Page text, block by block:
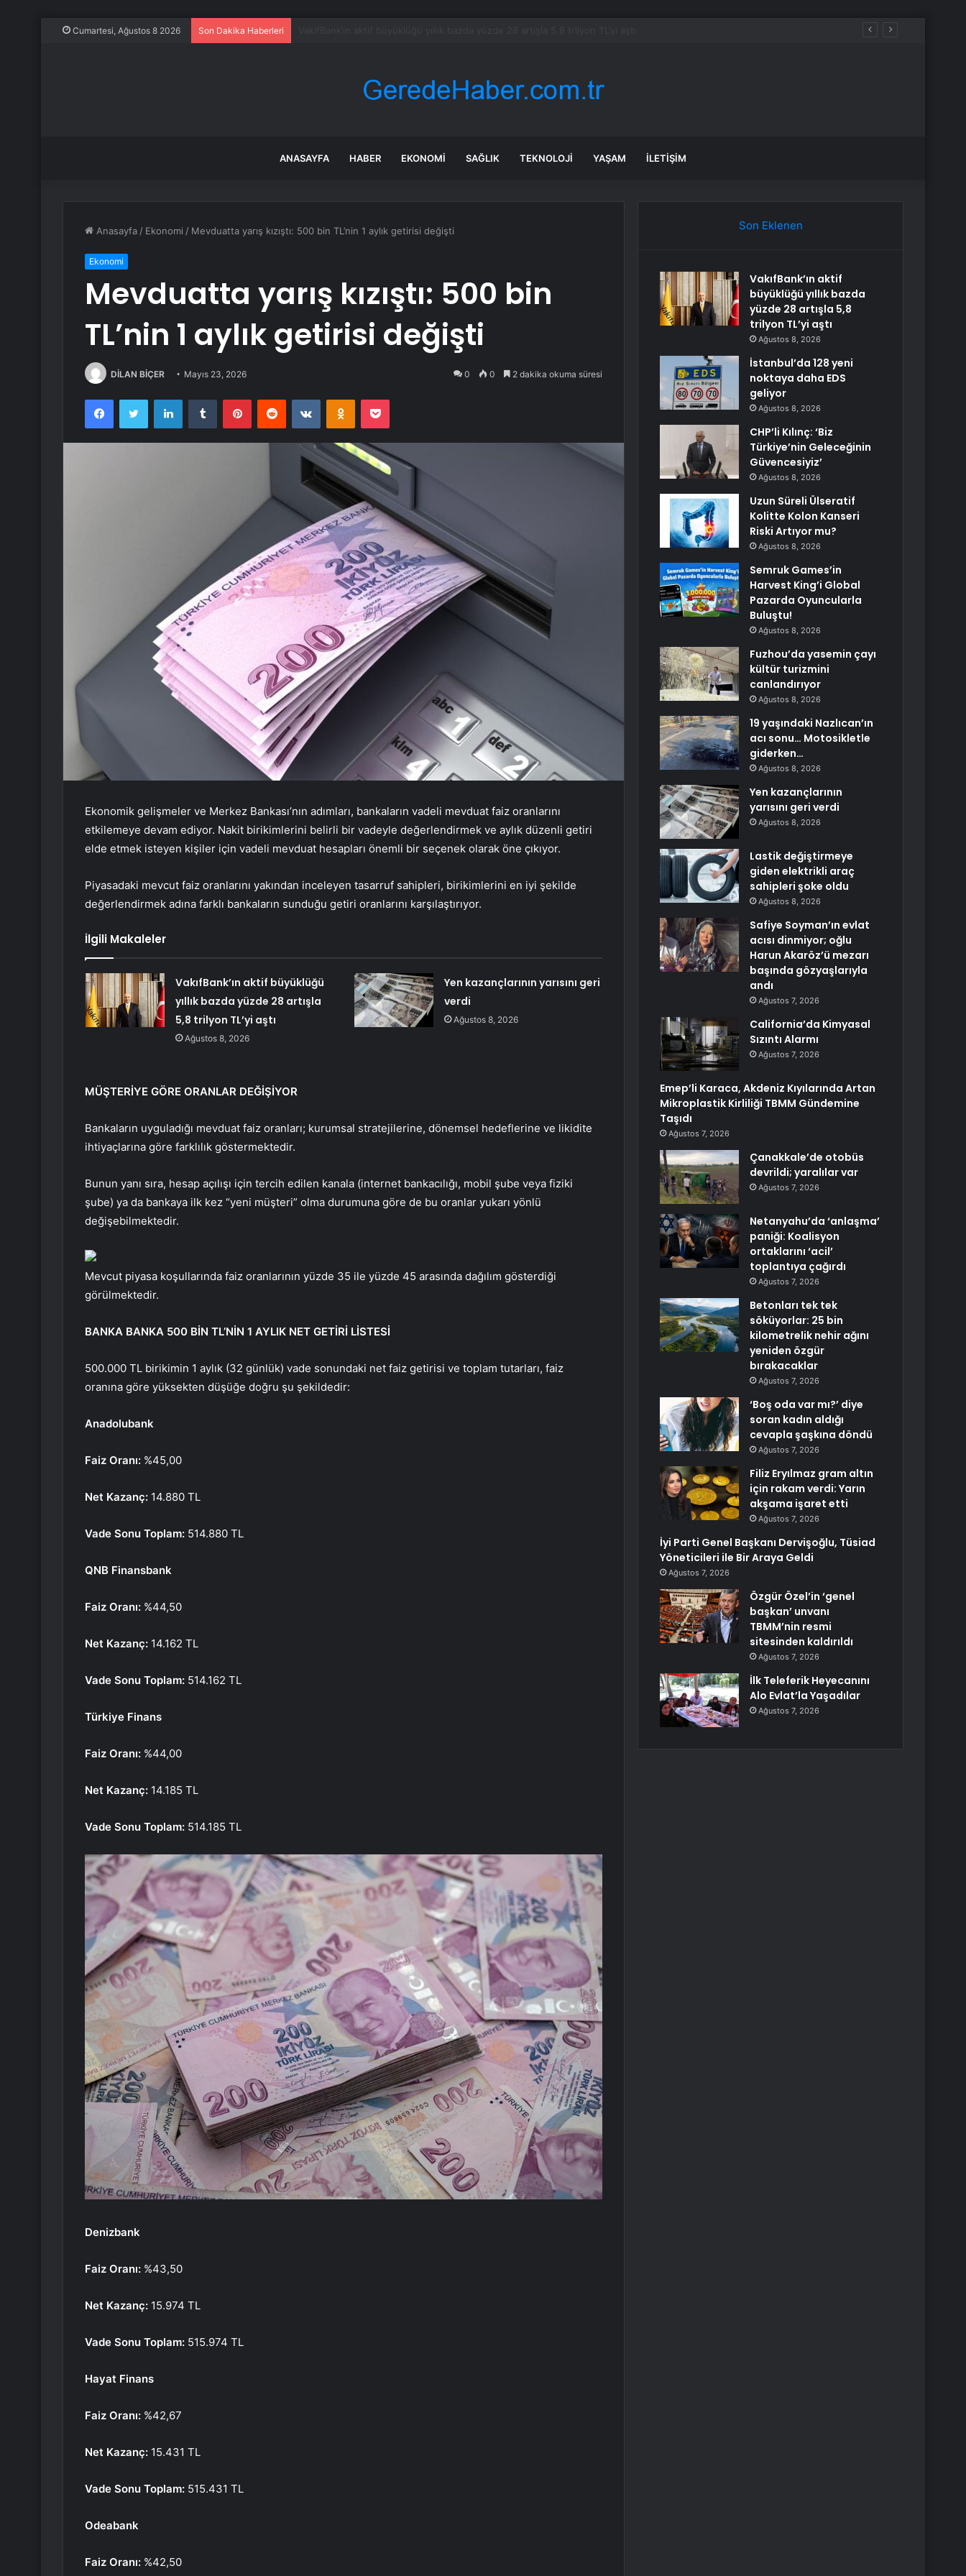
Cumartesi, Ağustos 8 2026 Son Dakika Haberleri
ANASAYFA HABER EKONOMI SAĞLIK TEKNOLOJI YAŞAM İLETIŞIM
Anasayfa / Ekonomi / Mevduatta yarış kızıştı: 500 bin TL’nin 1 aylık getirisi değişti
Ekonomi
Mevduatta yarış kızıştı: 500 bin
TL’nin 1 aylık getirisi değişti
DİLAN BİÇER Mayıs 23, 2026 0 0 2 dakika okuma süresi
FacebookTwitter LinkedInTumblr PinterestReddit VKontakteOdnoklassniki
Pocket
Ekonomik gelişmeler ve Merkez Bankası’nın adımları, bankaların vadeli mevduat faiz oranlarını
etkilemeye devam ediyor. Nakit birikimlerini belirli bir vadeyle değerlendirmek ve aylık düzenli getiri
elde etmek isteyen kişiler için vadeli mevduat hesapları önemli bir seçenek olarak öne çıkıyor.
Piyasadaki mevcut faiz oranlarını yakından inceleyen tasarruf sahipleri, birikimlerini en iyi şekilde
değerlendirmek adına farklı bankaların sunduğu getiri oranlarını karşılaştırıyor.
İlgili Makaleler
VakıfBank’ın aktif büyüklüğü
yıllık bazda yüzde 28 artışla
5,8 trilyon TL’yi aştı
Ağustos 8, 2026
Yen kazançlarının yarısını geri
verdi
Ağustos 8, 2026
MÜŞTERİYE GÖRE ORANLAR DEĞİŞİYOR
Bankaların uyguladığı mevduat faiz oranları; kurumsal stratejilerine, dönemsel hedeflerine ve likidite
ihtiyaçlarına göre farklılık göstermektedir.
Bunun yanı sıra, hesap açılışı için tercih edilen kanala (internet bankacılığı, mobil şube veya fiziki
şube) ya da bankaya ilk kez “yeni müşteri” olma durumuna göre de bu oranlar yukarı yönlü
değişebilmektedir.
Mevcut piyasa koşullarında faiz oranlarının yüzde 35 ile yüzde 45 arasında dağılım gösterdiği
görülmektedir.
BANKA BANKA 500 BİN TL’NİN 1 AYLIK NET GETİRİ LİSTESİ
500.000 TL birikimin 1 aylık (32 günlük) vade sonundaki net faiz getirisi ve toplam tutarları, faiz
oranına göre yüksekten düşüğe doğru şu şekildedir:
Anadolubank
Faiz Oranı: %45,00
Net Kazanç: 14.880 TL
Vade Sonu Toplam: 514.880 TL
QNB Finansbank
Faiz Oranı: %44,50
Net Kazanç: 14.162 TL
Vade Sonu Toplam: 514.162 TL
Türkiye Finans
Faiz Oranı: %44,00
Net Kazanç: 14.185 TL
Vade Sonu Toplam: 514.185 TL
Denizbank
Faiz Oranı: %43,50
Net Kazanç: 15.974 TL
Vade Sonu Toplam: 515.974 TL
Hayat Finans
Faiz Oranı: %42,67
Net Kazanç: 15.431 TL
Vade Sonu Toplam: 515.431 TL
Odeabank
Faiz Oranı: %42,50
Son Eklenen
VakıfBank’ın aktif
büyüklüğü yıllık bazda
yüzde 28 artışla 5,8
trilyon TL’yi aştı
Ağustos 8, 2026
İstanbul’da 128 yeni
noktaya daha EDS
geliyor
Ağustos 8, 2026
CHP’li Kılınç: ‘Biz
Türkiye’nin Geleceğinin
Güvencesiyiz’
Ağustos 8, 2026
Uzun Süreli Ülseratif
Kolitte Kolon Kanseri
Riski Artıyor mu?
Ağustos 8, 2026
Semruk Games’in
Harvest King’i Global
Pazarda Oyuncularla
Buluştu!
Ağustos 8, 2026
Fuzhou’da yasemin çayı
kültür turizmini
canlandırıyor
Ağustos 8, 2026
19 yaşındaki Nazlıcan’ın
acı sonu… Motosikletle
giderken…
Ağustos 8, 2026
Yen kazançlarının
yarısını geri verdi
Ağustos 8, 2026
Lastik değiştirmeye
giden elektrikli araç
sahipleri şoke oldu
Ağustos 8, 2026
Safiye Soyman’ın evlat
acısı dinmiyor; oğlu
Harun Akaröz’ü mezarı
başında gözyaşlarıyla
andı
Ağustos 7, 2026
California’da Kimyasal
Sızıntı Alarmı
Ağustos 7, 2026
Emep’li Karaca, Akdeniz Kıyılarında Artan
Mikroplastik Kirliliği TBMM Gündemine
Taşıdı
Ağustos 7, 2026
Çanakkale’de otobüs
devrildi; yaralılar var
Ağustos 7, 2026
Netanyahu’da ‘anlaşma’
paniği: Koalisyon
ortaklarını ‘acil’
toplantıya çağırdı
Ağustos 7, 2026
Betonları tek tek
söküyorlar: 25 bin
kilometrelik nehir ağını
yeniden özgür
bırakacaklar
Ağustos 7, 2026
‘Boş oda var mı?’ diye
soran kadın aldığı
cevapla şaşkına döndü
Ağustos 7, 2026
Filiz Eryılmaz gram altın
için rakam verdi: Yarın
akşama işaret etti
Ağustos 7, 2026
İyi Parti Genel Başkanı Dervişoğlu, Tüsiad
Yöneticileri ile Bir Araya Geldi
Ağustos 7, 2026
Özgür Özel’in ‘genel
başkan’ unvanı
TBMM’nin resmi
sitesinden kaldırıldı
Ağustos 7, 2026
İlk Teleferik Heyecanını
Alo Evlat’la Yaşadılar
Ağustos 7, 2026